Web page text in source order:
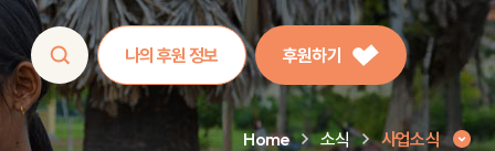
나의 후원 정보 후원하기
Home 소식 사업소식